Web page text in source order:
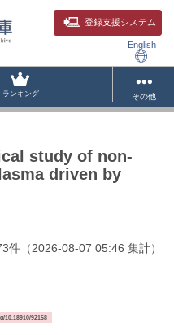
登録支援システム
English
ランキング その他
study of non-
driven by
件 （2026-08-07 05:46 集計）
10.18910/92158